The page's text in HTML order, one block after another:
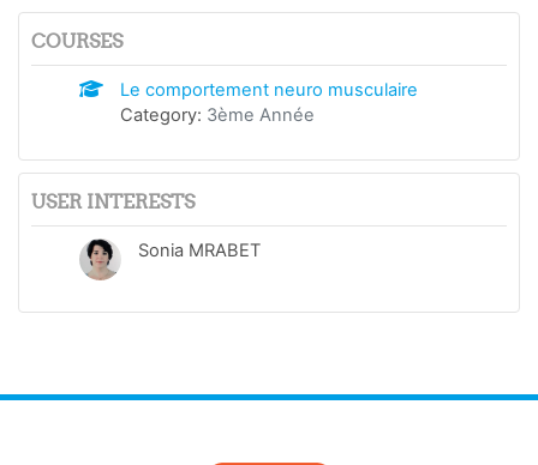
COURSES
Le comportement neuro musculaire
Category: 3ème Année
USER INTERESTS
Sonia MRABET